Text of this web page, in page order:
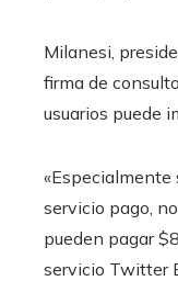
Milanesi,
firma de
usuarios puede
«Especialmente
servicio pago,
pueden pagar
servicio Twitter